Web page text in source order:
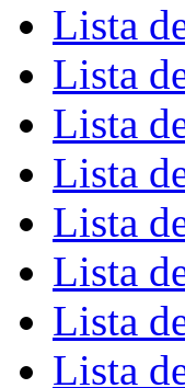
Lista
Lista
Lista
Lista
Lista
Lista
Lista
Lista